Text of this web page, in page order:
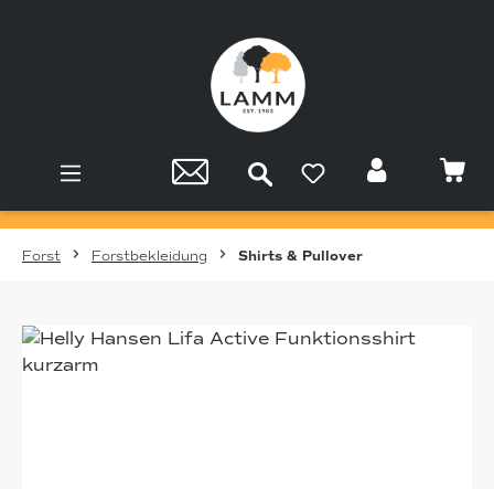
Forst Forstbekleidung Shirts & Pullover
Bildergalerie überspringen